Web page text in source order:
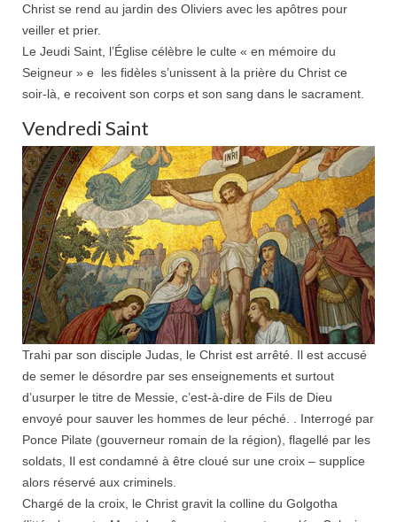
Christ se rend au jardin des Oliviers avec les apôtres pour
veiller et prier.
Le Jeudi Saint, l’Église célèbre le culte « en mémoire du
Seigneur » e les fidèles s’unissent à la prière du Christ ce
soir-là, e recoivent son corps et son sang dans le sacrament.
Vendredi Saint
Trahi par son disciple Judas, le Christ est arrêté. Il est accusé
de semer le désordre par ses enseignements et surtout
d’usurper le titre de Messie, c’est-à-dire de Fils de Dieu
envoyé pour sauver les hommes de leur péché. . Interrogé par
Ponce Pilate (gouverneur romain de la région), flagellé par les
soldats, Il est condamné à être cloué sur une croix – supplice
alors réservé aux criminels.
Chargé de la croix, le Christ gravit la colline du Golgotha